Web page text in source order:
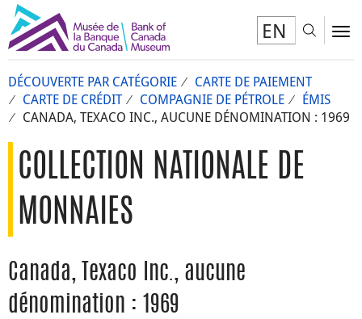
EN
DÉCOUVERTE PAR CATÉGORIE
CARTE DE PAIEMENT
CARTE DE CRÉDIT
COMPAGNIE DE PÉTROLE
ÉMIS
CANADA, TEXACO INC., AUCUNE DÉNOMINATION : 1969
COLLECTION NATIONALE DE
MONNAIES
Canada, Texaco Inc., aucune
dénomination : 1969